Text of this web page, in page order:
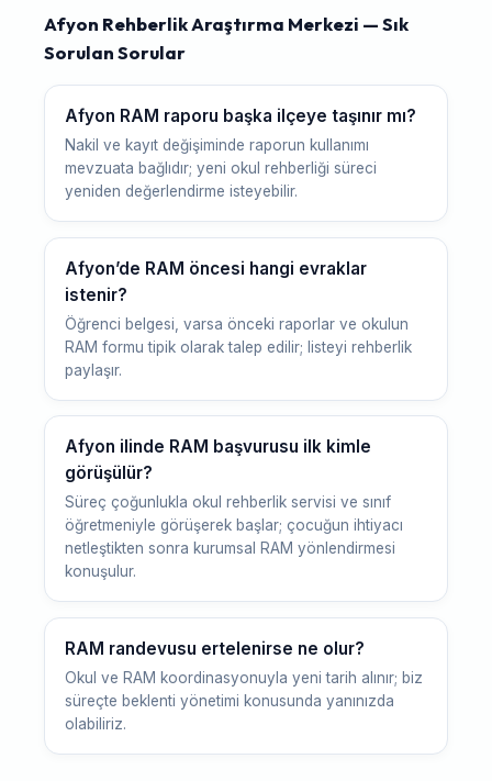
Afyon Rehberlik Araştırma Merkezi — Sık
Sorulan Sorular
Afyon RAM raporu başka ilçeye taşınır mı?
Nakil ve kayıt değişiminde raporun kullanımı
mevzuata bağlıdır; yeni okul rehberliği süreci
yeniden değerlendirme isteyebilir.
Afyon’de RAM öncesi hangi evraklar
istenir?
Öğrenci belgesi, varsa önceki raporlar ve okulun
RAM formu tipik olarak talep edilir; listeyi rehberlik
paylaşır.
Afyon ilinde RAM başvurusu ilk kimle
görüşülür?
Süreç çoğunlukla okul rehberlik servisi ve sınıf
öğretmeniyle görüşerek başlar; çocuğun ihtiyacı
netleştikten sonra kurumsal RAM yönlendirmesi
konuşulur.
RAM randevusu ertelenirse ne olur?
Okul ve RAM koordinasyonuyla yeni tarih alınır; biz
süreçte beklenti yönetimi konusunda yanınızda
olabiliriz.